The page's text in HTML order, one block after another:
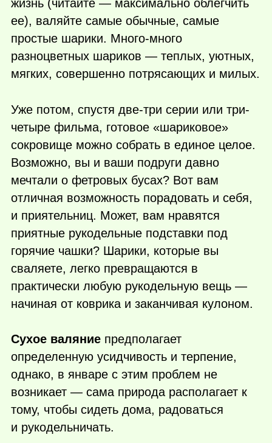
жизнь (читайте — максимально облегчить
ее), валяйте самые обычные, самые
простые шарики. Много-много
разноцветных шариков — теплых, уютных,
мягких, совершенно потрясающих и милых.
Уже потом, спустя две-три серии или три-
четыре фильма, готовое «шариковое»
сокровище можно собрать в единое целое.
Возможно, вы и ваши подруги давно
мечтали о фетровых бусах? Вот вам
отличная возможность порадовать и себя,
и приятельниц. Может, вам нравятся
приятные рукодельные подставки под
горячие чашки? Шарики, которые вы
сваляете, легко превращаются в
практически любую рукодельную вещь —
начиная от коврика и заканчивая кулоном.
Сухое валяние предполагает
определенную усидчивость и терпение,
однако, в январе с этим проблем не
возникает — сама природа располагает к
тому, чтобы сидеть дома, радоваться
и рукодельничать.